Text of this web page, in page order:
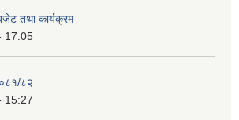
तथा कार्यक्रम
17:05
८२
15:27